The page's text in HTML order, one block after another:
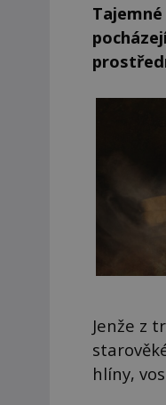
Jenže z
hlíny,